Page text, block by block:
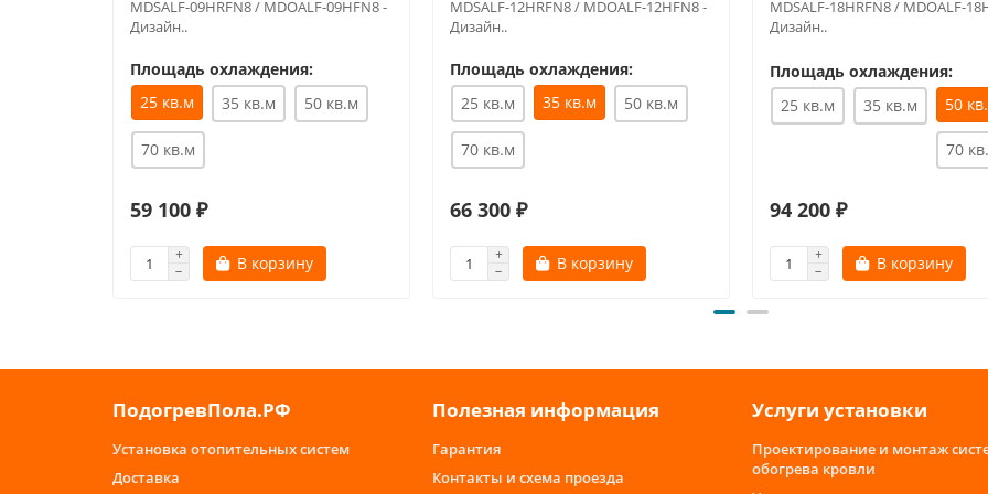
MDSALF-09HRFN8 / MDOALF-09HFN8 -
Дизайн..
Площадь охлаждения:
25 кв.м
35 кв.м 50 кв.м
70 кв.м
59 100 ₽
В корзину
MDSALF-12HRFN8 / MDOALF-12HFN8 -
Дизайн..
Площадь охлаждения:
25 кв.м
35 кв.м 50 кв.м
70 кв.м
66 300 ₽
В корзину
MDSALF-18HRFN8 / MDOALF-
Дизайн..
Площадь охлаждения:
25 кв.м
35 кв.м 50
70
94 200 ₽
В корзину
ПодогревПола.РФ
Установка отопительных систем
Доставка
Полезная информация
Гарантия
Контакты и схема проезда
Услуги установки
Проектирование и монтаж
обогрева кровли